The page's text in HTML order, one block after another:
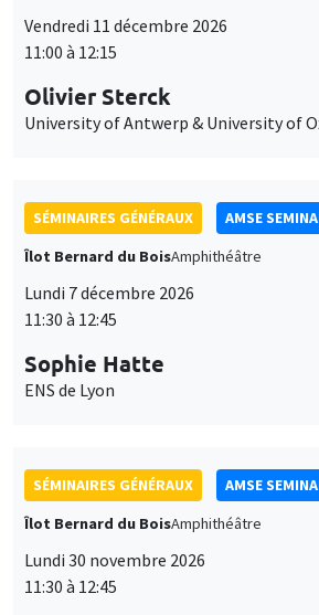
Olivier Sterck
University of Antwerp & University of
Îlot Bernard du BoisAmphithéâtre
Lundi 7 décembre 2026
11:30 à 12:45
Sophie Hatte
ENS de Lyon
Îlot Bernard du BoisAmphithéâtre
Lundi 30 novembre 2026
11:30 à 12:45
Manon Garrouste
Université Paris-Saclay